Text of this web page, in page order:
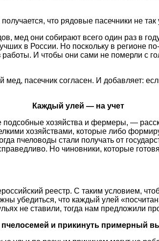
что рядовые пасечники не
мед они собирают всего один раз в
в России. Но поскольку в регионе
И чтобы они сами не померли с
мед, пасечник согласен. И добавляет:
Каждый улей — на учет
хозяйства и фермеры, —
хозяйствами, которые либо
пчеловоды стали получать от
Но чиновники, которые
реестр. С таким условием,
убедиться, что каждый улей
не ставили, тогда нам предложили
и прикинуть примерный